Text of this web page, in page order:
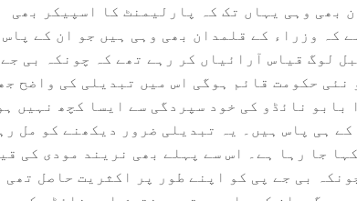
بھی وہی یہاں تک کہ پارلیمنٹ کا اسپیکر بھی
کہ وزراء کے قلمدان بھی وہی ہیں جو ان کے پاس
لوگ قیاس آرائیاں کر رہے تھے کہ چونکہ بی
نئی حکومت قائم ہوگی اس میں تبدیلی کی واضح
نائڈو کی خود سپردگی سے ایسا کچھ نہیں
ہی پاس ہیں۔ یہ تبدیلی ضرور دیکھنے کو مل
جا رہا ہے۔ اس سے پہلے بھی نریند مودی کی
بی جے پی کو اپنے طور پر اکثریت حاصل تھی